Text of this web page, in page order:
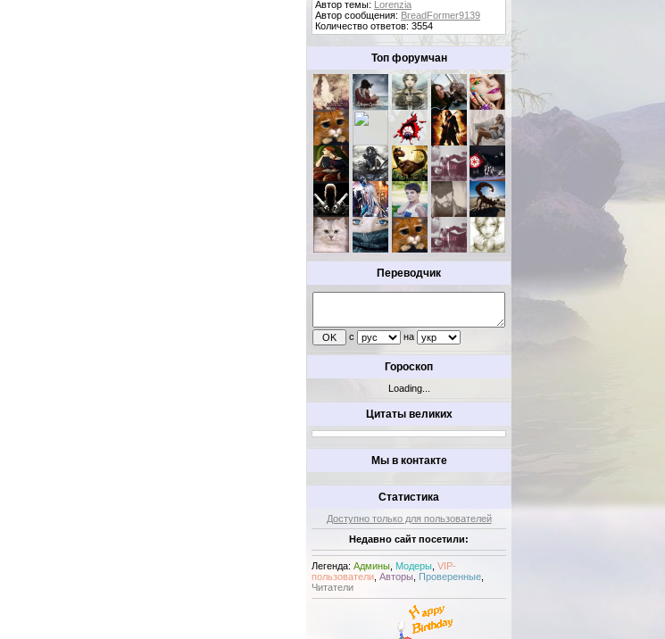
Автор темы: Lorenzia
Автор сообщения: BreadFormer9139
Количество ответов: 3554
Топ форумчан
Переводчик
с на
Гороскоп
Loading...
Цитаты великих
Мы в контакте
Статистика
Доступно только для пользователей
Недавно сайт посетили:
Легенда: Админы Модеры VIP-
пользователи Авторы Проверенные
Читатели